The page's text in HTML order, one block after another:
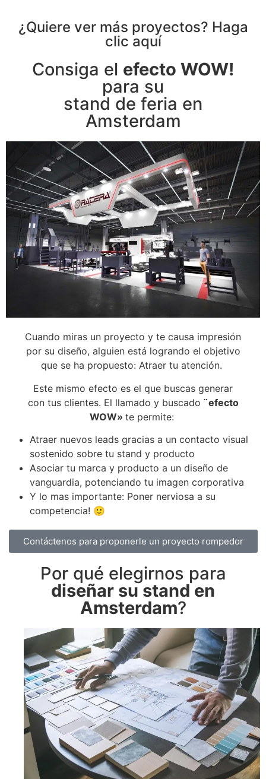
¿Quiere ver más proyectos? Haga
clic aquí
Consiga el efecto WOW!
para su
stand de feria en
Amsterdam
Cuando miras un proyecto y te causa impresión
por su diseño, alguien está logrando el objetivo
que se ha propuesto: Atraer tu atención.
Este mismo efecto es el que buscas generar
con tus clientes. El llamado y buscado ¨efecto
WOW» te permite:
Atraer nuevos leads gracias a un contacto visual
sostenido sobre tu stand y producto
Asociar tu marca y producto a un diseño de
vanguardia, potenciando tu imagen corporativa
Y lo mas importante: Poner nerviosa a su
competencia! 🙂
Contáctenos para proponerle un proyecto rompedor
Por qué elegirnos para
diseñar su stand en
Amsterdam?